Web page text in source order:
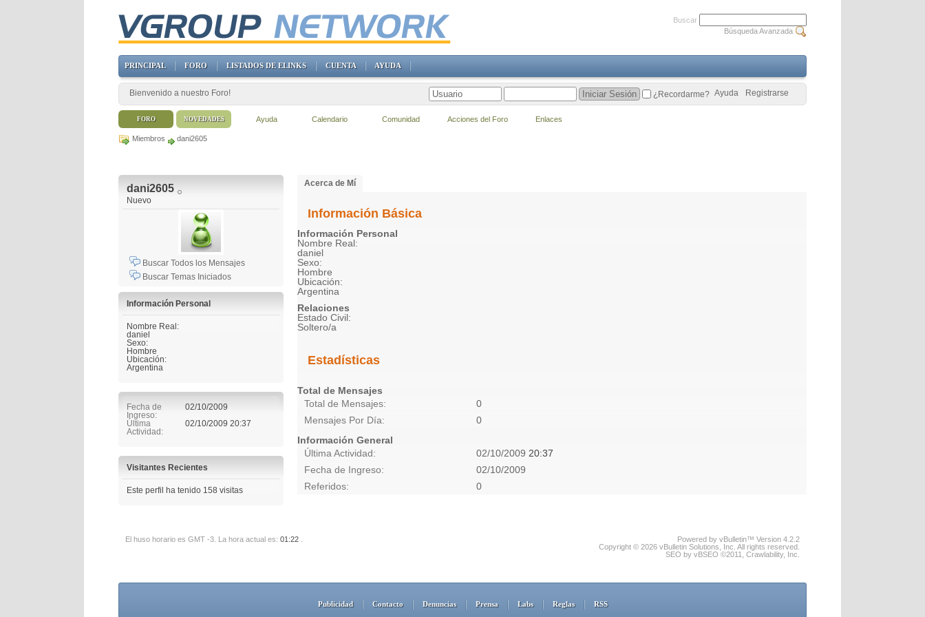
Miembros dani2605
dani2605
Nuevo
Buscar Todos los Mensajes
Buscar Temas Iniciados
Información Personal
Nombre Real:
daniel
Sexo:
Hombre
Ubicación:
Argentina
Fecha de
Ingreso
02/10/2009
Última
Actividad
02/10/2009 20:37
Visitantes Recientes
Este perfil ha tenido 158 visitas
Acerca de Mí
Información Básica
Información Personal
Nombre Real:
daniel
Sexo:
Hombre
Ubicación:
Argentina
Relaciones
Estado Civil:
Soltero/a
Estadísticas
Total de Mensajes
Total de Mensajes
0
Mensajes Por Día
0
Información General
Última Actividad
02/10/2009 20:37
Fecha de Ingreso
02/10/2009
Referidos
0
El huso horario es GMT -3. La hora actual es: 01:22
Powered by vBulletin™ Version 4.2.2
Copyright © 2026 vBulletin Solutions, Inc. All rights reserved.
SEO by vBSEO ©2011, Crawlability, Inc.
Publicidad Contacto Denuncias Prensa Labs Reglas RSS
Buscar
Búsqueda Avanzada
PRINCIPAL FORO LISTADOS DE ELINKS CUENTA AYUDA
Bienvenido a nuestro Foro! Registrarse
Ayuda
¿Recordarme?
FORO Ayuda Calendario Comunidad Acciones del Foro Enlaces
NOVEDADES